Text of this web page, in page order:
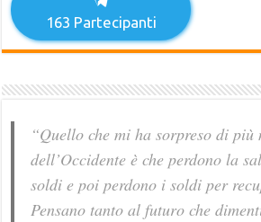
163 Partecipanti
“Quello che mi ha sorpreso di
dell’Occidente è che perdono la
soldi e poi perdono i soldi per
Pensano tanto al futuro che